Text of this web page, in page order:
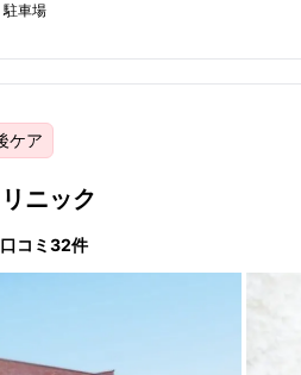
トもいただき、何から何までありが
駐車場
ケア
ニック
口コミ 32件